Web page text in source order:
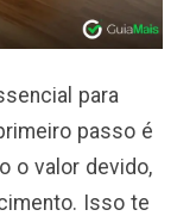
para
passo é
o valor devido,
Isso te